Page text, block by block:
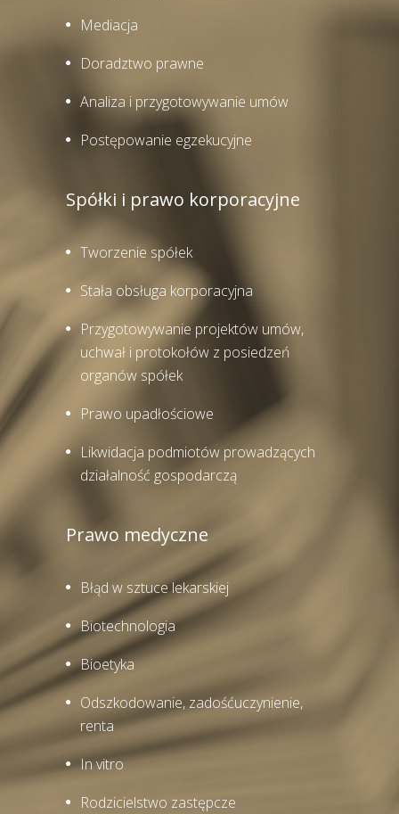
Mediacja
Doradztwo prawne
Analiza i przygotowywanie umów
Postępowanie egzekucyjne
Spółki i prawo korporacyjne
Tworzenie spółek
Stała obsługa korporacyjna
Przygotowywanie projektów umów,
uchwał i protokołów z posiedzeń
organów spółek
Prawo upadłościowe
Likwidacja podmiotów prowadzących
działalność gospodarczą
Prawo medyczne
Błąd w sztuce lekarskiej
Biotechnologia
Bioetyka
Odszkodowanie, zadośćuczynienie,
renta
In vitro
Rodzicielstwo zastępcze